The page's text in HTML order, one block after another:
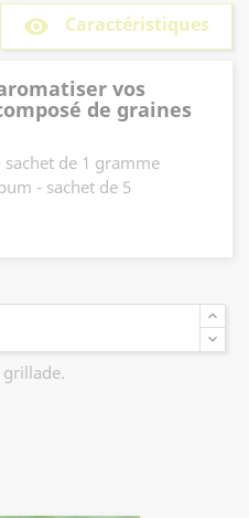
remove_red_eye Caractéristiques
vos
de graines
de 1 gramme
- sachet de 5
- sachet de 1 gramme
- sachet de 1
!